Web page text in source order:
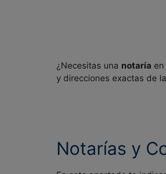
¿Necesitas una notaría en
y direcciones exactas de
Notarías y